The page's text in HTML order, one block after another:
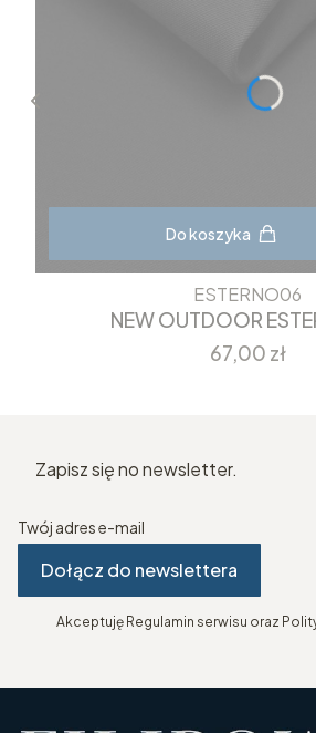
Do koszyka
ESTERNO06
NEW OUTDOOR
Cena
67,00 zł
Zapisz się no newsletter.
Twój adres e-mail
Dołącz do newslettera
Akceptuję Regulamin serwisu oraz